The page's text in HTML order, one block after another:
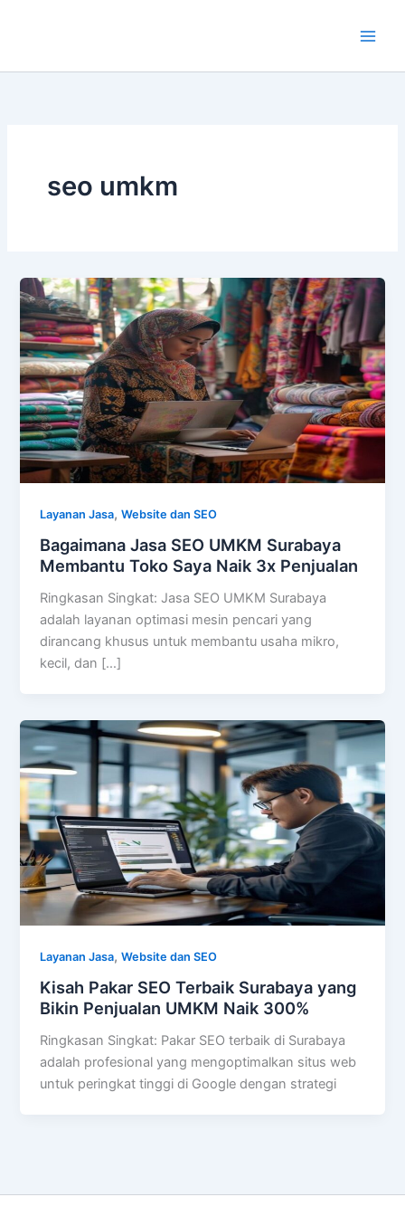
seo umkm
Layanan Jasa,Website dan SEO
Bagaimana Jasa SEO UMKM Surabaya
Membantu Toko Saya Naik 3x Penjualan
Ringkasan Singkat: Jasa SEO UMKM Surabaya
adalah layanan optimasi mesin pencari yang
dirancang khusus untuk membantu usaha mikro,
kecil, dan […]
Layanan Jasa,Website dan SEO
Kisah Pakar SEO Terbaik Surabaya yang
Bikin Penjualan UMKM Naik 300%
Ringkasan Singkat: Pakar SEO terbaik di Surabaya
adalah profesional yang mengoptimalkan situs web
untuk peringkat tinggi di Google dengan strategi